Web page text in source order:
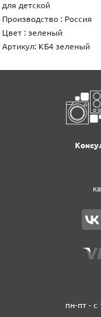
для детской
Производство : Россия
Цвет : зеленый
Артикул: КБ4 зеленый
пн-пт - с